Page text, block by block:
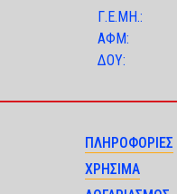
Γ.Ε.ΜΗ.:
ΑΦΜ:
ΔΟΥ:
ΠΛΗΡΟΦΟΡΙΕΣ
ΧΡΗΣΙΜΑ